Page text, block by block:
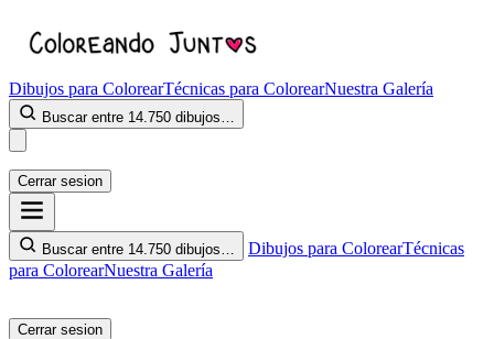
Dibujos para ColorearTécnicas para ColorearNuestra Galería
Buscar entre 14.750 dibujos…
Cerrar sesion
Buscar entre 14.750 dibujos… Dibujos para ColorearTécnicas
para ColorearNuestra Galería
Cerrar sesion